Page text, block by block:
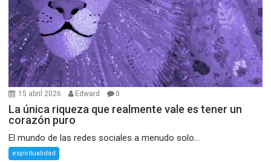
15 abril 2026 Edward 0
La única riqueza que realmente vale es tener un
corazón puro
El mundo de las redes sociales a menudo solo...
espiritualidad